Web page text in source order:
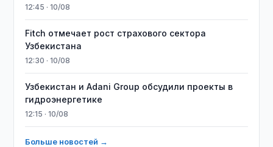
12:45 · 10/08
Fitch отмечает рост страхового сектора
Узбекистана
12:30 · 10/08
Узбекистан и Adani Group обсудили проекты в
гидроэнергетике
12:15 · 10/08
Больше новостей →